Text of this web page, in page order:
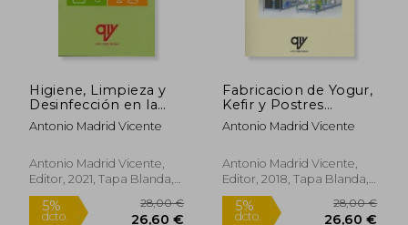
5% 28,00 € 5%
Higiene, Limpieza y
Desinfección en la
Cadena Alimentaria
Antonio Madrid Vicente
Antonio Madrid Vicente,
Editor, 2021, Tapa Blanda,
Nuevo
Fabricacion de Yogur,
Kefir y Postres
Lacteos
Antonio Madrid Vicente
Antonio Madrid Vicente,
Editor, 2018, Tapa Blanda,
Nuevo